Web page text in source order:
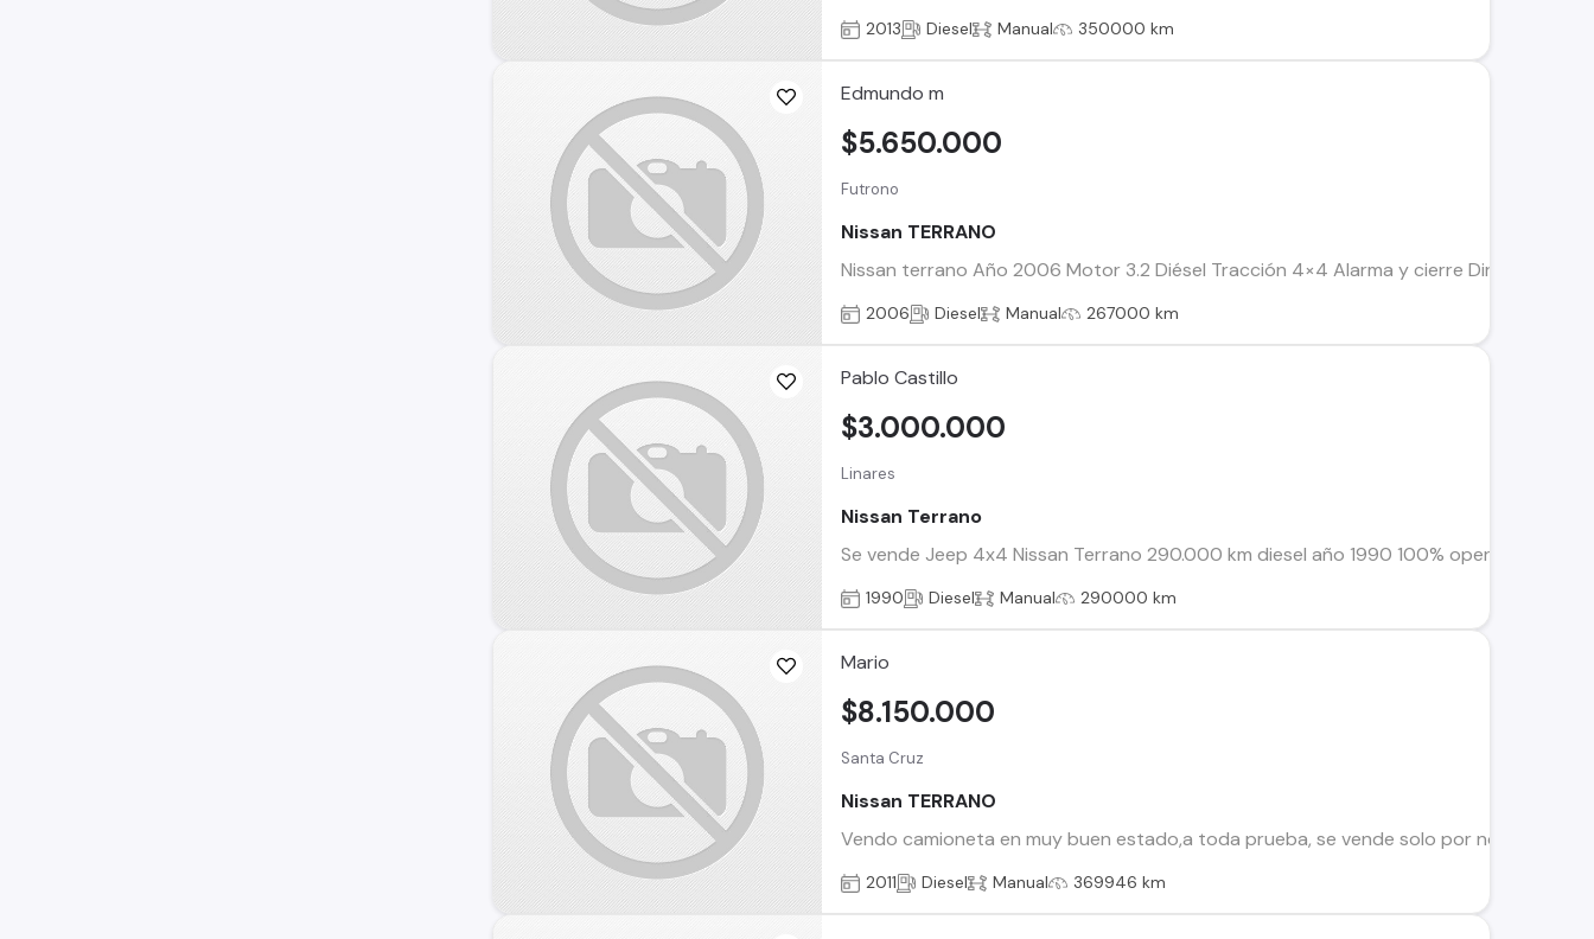
2013 Diesel Manual 350000 km
Edmundo m
Futrono
Nissan TERRANO
Nissan terrano Año 2006 Motor 3.2 Diésel Tracción 4×4 Alarma y cierre Dirección
$5.650.000
2006 Diesel Manual 267000 km
Pablo Castillo
Linares
Nissan Terrano
Se vende Jeep 4x4 Nissan Terrano 290.000 km diesel año 1990 100% operativo
$3.000.000
1990 Diesel Manual 290000 km
Mario
Santa Cruz
Nissan TERRANO
Vendo camioneta en muy buen estado,a toda prueba, se vende solo por no uso,
$8.150.000
2011 Diesel Manual 369946 km